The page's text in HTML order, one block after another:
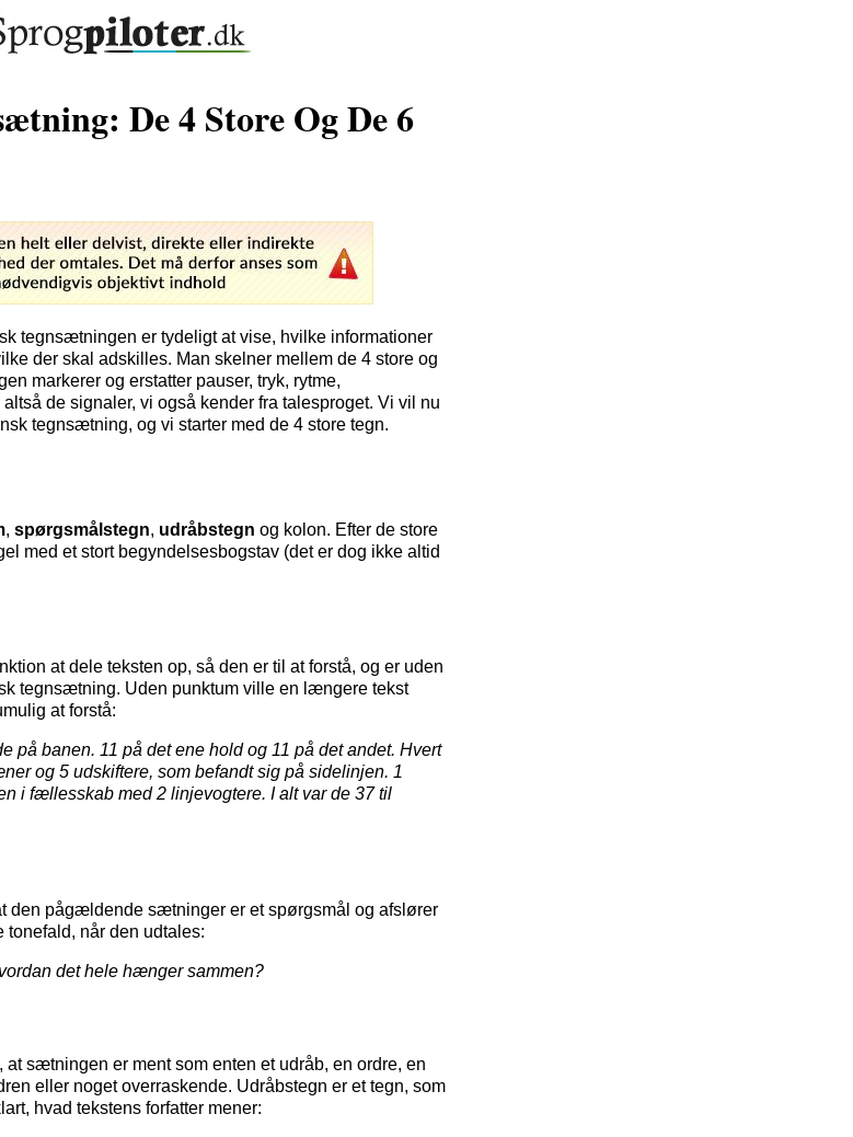
De 4 Store Og De 6
tegnsætningen er tydeligt at vise, hvilke informationer
der skal adskilles. Man skelner mellem de 4 store og
markerer og erstatter pauser, tryk, rytme,
de signaler, vi også kender fra talesproget. Vi vil nu
tegnsætning, og vi starter med de 4 store tegn.
, spørgsmålstegn, udråbstegn og kolon. Efter de store
med et stort begyndelsesbogstav (det er dog ikke altid
at dele teksten op, så den er til at forstå, og er uden
tegnsætning. Uden punktum ville en længere tekst
at forstå:
på banen. 11 på det ene hold og 11 på det andet. Hvert
og 5 udskiftere, som befandt sig på sidelinjen. 1
i fællesskab med 2 linjevogtere. I alt var de 37 til
den pågældende sætninger er et spørgsmål og afslører
når den udtales:
det hele hænger sammen?
at sætningen er ment som enten et udråb, en ordre, en
eller noget overraskende. Udråbstegn er et tegn, som
hvad tekstens forfatter mener: